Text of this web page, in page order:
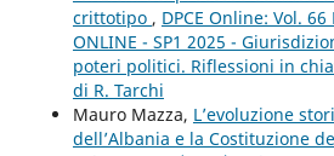
crittotipo , DPCE Online: Vol. 66
ONLINE - SP1 2025 -
poteri politici. Riflessioni in
di R. Tarchi
Mauro Mazza, L’evoluzione
dell’Albania e la Costituzione